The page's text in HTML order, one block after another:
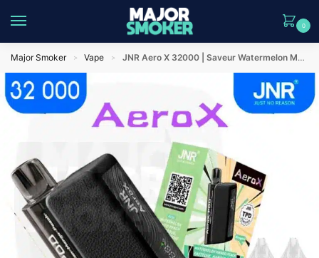
0
Major Smoker > Vape > JNR Aero X 32000 | Saveur Watermelon Mango Peach | Puff Rechargeable 32k